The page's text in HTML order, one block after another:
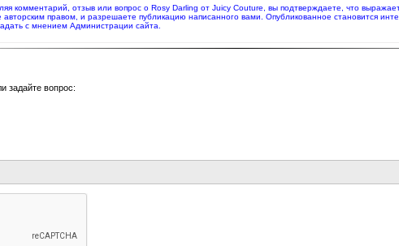
комментарий, отзыв или вопрос о Rosy Darling от Juicy Couture, вы подтверждаете, что
правом, и разрешаете публикацию написанного вами. Опубликованное становится
с мнением Администрации сайта.
задайте вопрос: